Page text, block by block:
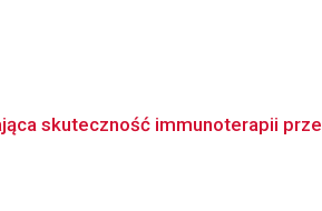
skuteczność immunoterapii